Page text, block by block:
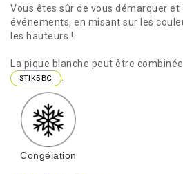
Vous êtes sûr de vous démarquer et
événements, en misant sur les
les hauteurs !
La pique blanche peut être
STIK5BC .
Congélation